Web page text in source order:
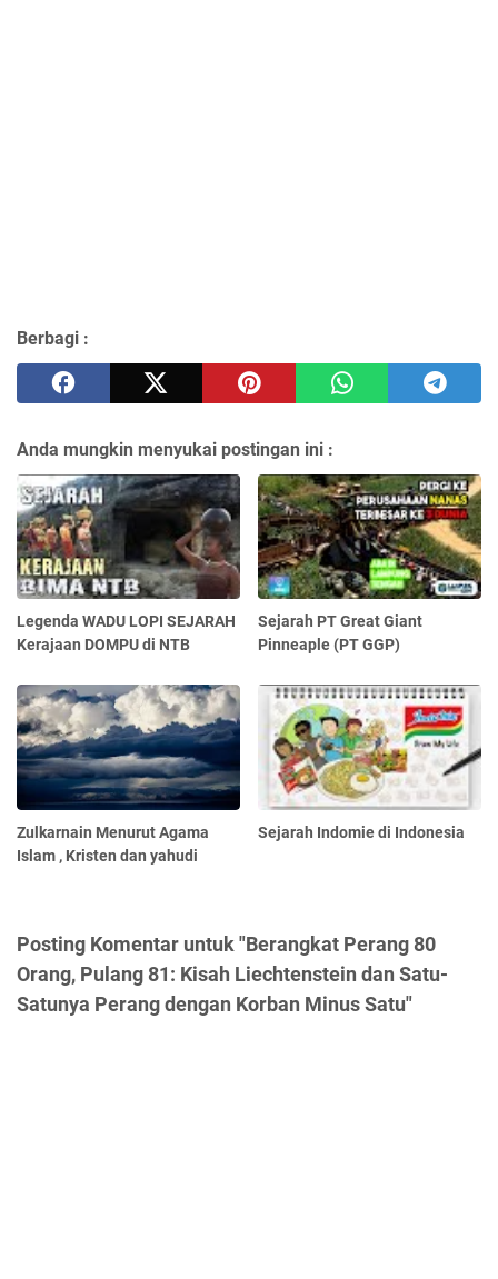
Berbagi :
Anda mungkin menyukai postingan ini :
Legenda WADU LOPI SEJARAH
Kerajaan DOMPU di NTB
Sejarah PT Great Giant
Pinneaple (PT GGP)
Zulkarnain Menurut Agama
Islam , Kristen dan yahudi
Sejarah Indomie di Indonesia
Posting Komentar untuk "Berangkat Perang 80
Orang, Pulang 81: Kisah Liechtenstein dan Satu-
Satunya Perang dengan Korban Minus Satu"